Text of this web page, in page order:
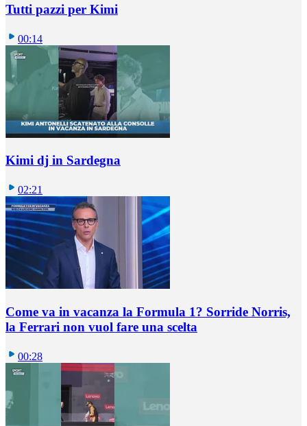
Tutti pazzi per Kimi
00:14
Kimi dj in Sardegna
02:21
Come va in vacanza la Formula 1? Sorride Norris,
la Ferrari non vuol fare una scelta
00:28